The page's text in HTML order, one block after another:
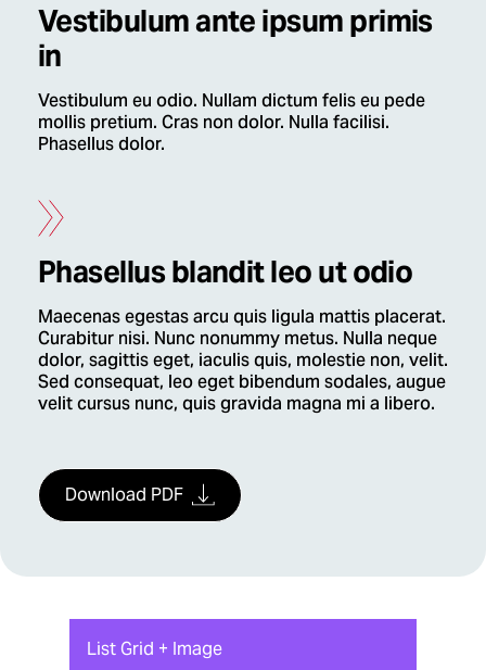
Vestibulum ante ipsum primis
in
Vestibulum eu odio. Nullam dictum felis eu pede
mollis pretium. Cras non dolor. Nulla facilisi.
Phasellus dolor.
Phasellus blandit leo ut odio
Maecenas egestas arcu quis ligula mattis placerat.
Curabitur nisi. Nunc nonummy metus. Nulla neque
dolor, sagittis eget, iaculis quis, molestie non, velit.
Sed consequat, leo eget bibendum sodales, augue
velit cursus nunc, quis gravida magna mi a libero.
Download PDF
List Grid + Image